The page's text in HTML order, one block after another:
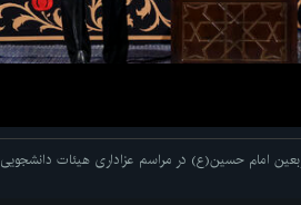
امام حسین(ع) در مراسم عزاداری هیئات دانشجویی